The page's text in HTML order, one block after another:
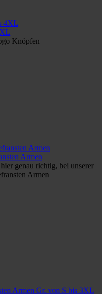
Knöpfen
Armen
genau richtig, bei unserer
Armen